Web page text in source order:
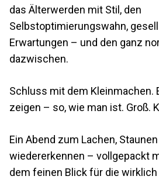
das Älterwerden mit Stil, den
Selbstoptimierungswahn,
Erwartungen – und den ganz
dazwischen.
Schluss mit dem Kleinmachen.
zeigen – so, wie man ist. Groß.
Ein Abend zum Lachen,
wiedererkennen – vollgepackt
dem feinen Blick für die